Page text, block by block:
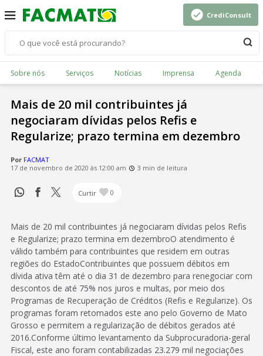
CrediConsult
Sobre nós Serviços Notícias Imprensa Agenda
Mais de 20 mil contribuintes já
negociaram dívidas pelos Refis e
Regularize; prazo termina em dezembro
Por FACMAT
17 de novembro de 2020 às 12:00 am
3 min de leitura
Curtir 0
Mais de 20 mil contribuintes já negociaram dívidas pelos Refis
e Regularize; prazo termina em dezembroO atendimento é
válido também para contribuintes que residem em outras
regiões do EstadoContribuintes que possuem débitos em
dívida ativa têm até o dia 31 de dezembro para renegociar com
descontos de até 75% nos juros e multas, por meio dos
Programas de Recuperação de Créditos (Refis e Regularize). Os
programas foram retomados este ano pelo Governo de Mato
Grosso e permitem a regularização de débitos gerados até
2016.Conforme último levantamento da Subprocuradoria-geral
Fiscal, este ano foram contabilizadas 23.279 mil negociações